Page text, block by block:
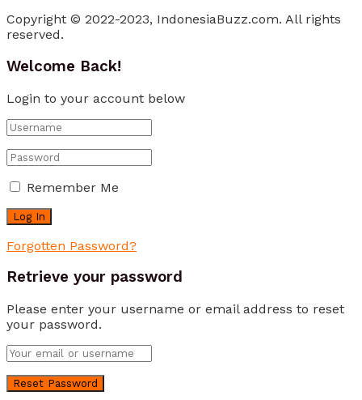
Copyright © 2022-2023, IndonesiaBuzz.com. All rights
reserved.
Welcome Back!
Login to your account below
Remember Me
Forgotten Password?
Retrieve your password
Please enter your username or email address to reset
your password.